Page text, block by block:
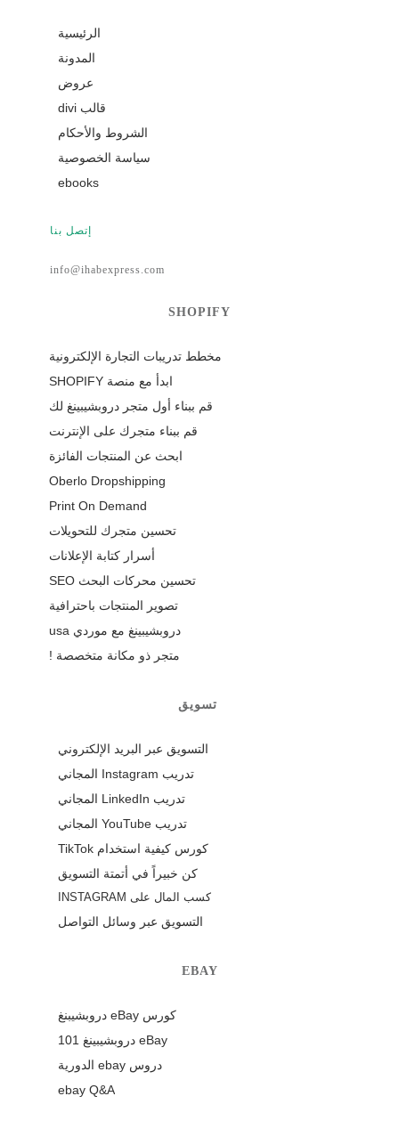
الرئيسية
المدونة
عروض
قالب divi
الشروط والأحكام
سياسة الخصوصية
ebooks
إتصل بنا
info@ihabexpress.com
SHOPIFY
مخطط تدريبات التجارة الإلكترونية
ابدأ مع منصة SHOPIFY
قم ببناء أول متجر دروبشيبينغ لك
قم ببناء متجرك على الإنترنت
ابحث عن المنتجات الفائزة
Oberlo Dropshipping
Print On Demand
تحسين متجرك للتحويلات
أسرار كتابة الإعلانات
تحسين محركات البحث SEO
تصوير المنتجات باحترافية
دروبشيبينغ مع موردي usa
متجر ذو مكانة متخصصة !
تسويق
التسويق عبر البريد الإلكتروني
تدريب Instagram المجاني
تدريب LinkedIn المجاني
تدريب YouTube المجاني
كورس كيفية استخدام TikTok
كن خبيراً في أتمتة التسويق
كسب المال على INSTAGRAM
التسويق عبر وسائل التواصل
EBAY
كورس eBay دروبشيبنغ
eBay دروبشيبينغ 101
دروس ebay الدورية
ebay Q&A